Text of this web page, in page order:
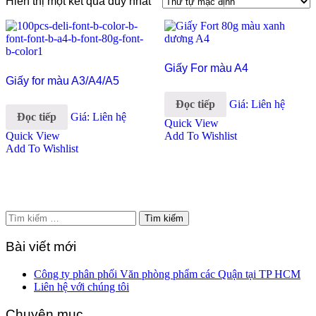
Giấy for màu A3/A4/A5
Đọc tiếp
Giá: Liên hệ
Quick View
Add To Wishlist
Giấy For màu A4
Đọc tiếp
Giá: Liên hệ
Quick View
Add To Wishlist
Tìm
kiếm
cho:
Bài viết mới
Công ty phân phối Văn phòng phẩm các Quận tại TP HCM
Liên hệ với chúng tôi